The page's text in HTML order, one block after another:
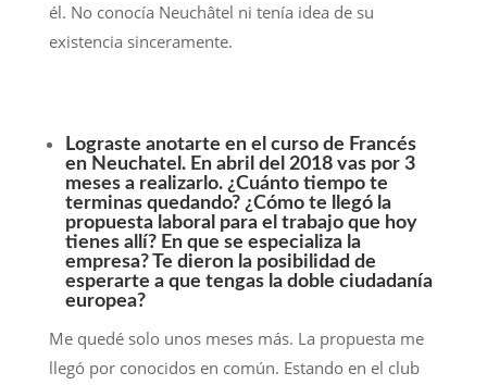
él. No conocía Neuchâtel ni tenía idea de su
existencia sinceramente.
Lograste anotarte en el curso de Francés
en Neuchatel. En abril del 2018 vas por 3
meses a realizarlo. ¿Cuánto tiempo te
terminas quedando? ¿Cómo te llegó la
propuesta laboral para el trabajo que hoy
tienes allí? En que se especializa la
empresa? Te dieron la posibilidad de
esperarte a que tengas la doble ciudadanía
europea?
Me quedé solo unos meses más. La propuesta me
llegó por conocidos en común. Estando en el club